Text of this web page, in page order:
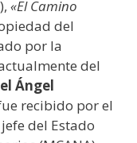
«El Camino
del
por la
del
Ángel
recibido por el
del Estado